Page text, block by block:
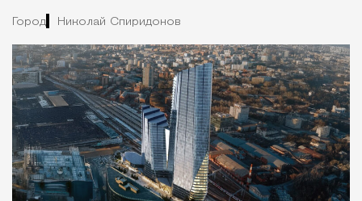
Город Николай Спиридонов